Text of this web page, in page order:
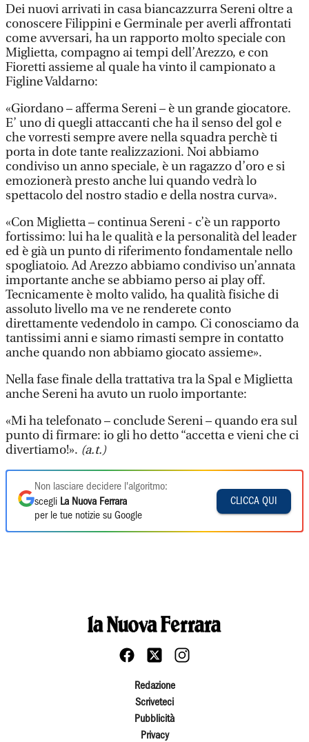
Dei nuovi arrivati in casa biancazzurra Sereni oltre a
conoscere Filippini e Germinale per averli affrontati
come avversari, ha un rapporto molto speciale con
Miglietta, compagno ai tempi dell’Arezzo, e con
Fioretti assieme al quale ha vinto il campionato a
Figline Valdarno:
«Giordano – afferma Sereni – è un grande giocatore.
E’ uno di quegli attaccanti che ha il senso del gol e
che vorresti sempre avere nella squadra perchè ti
porta in dote tante realizzazioni. Noi abbiamo
condiviso un anno speciale, è un ragazzo d’oro e si
emozionerà presto anche lui quando vedrà lo
spettacolo del nostro stadio e della nostra curva».
«Con Miglietta – continua Sereni - c’è un rapporto
fortissimo: lui ha le qualità e la personalità del leader
ed è già un punto di riferimento fondamentale nello
spogliatoio. Ad Arezzo abbiamo condiviso un’annata
importante anche se abbiamo perso ai play off.
Tecnicamente è molto valido, ha qualità fisiche di
assoluto livello ma ve ne renderete conto
direttamente vedendolo in campo. Ci conosciamo da
tantissimi anni e siamo rimasti sempre in contatto
anche quando non abbiamo giocato assieme».
Nella fase finale della trattativa tra la Spal e Miglietta
anche Sereni ha avuto un ruolo importante:
«Mi ha telefonato – conclude Sereni – quando era sul
punto di firmare: io gli ho detto “accetta e vieni che ci
divertiamo!». (a.t.)
Non lasciare decidere l'algoritmo:
scegli La Nuova Ferrara
per le tue notizie su Google
CLICCA QUI
Redazione
Scriveteci
Pubblicità
Privacy